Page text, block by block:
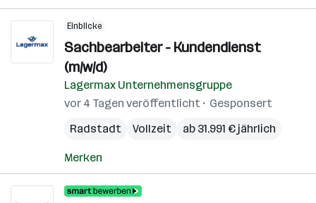
Einblicke
Sachbearbeiter - Kundendienst
(m/w/d)
Lagermax Unternehmensgruppe
vor 4 Tagen veröffentlicht
Gesponsert
Radstadt
Vollzeit ab 31.991 € jährlich
Merken